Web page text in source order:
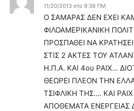
11/20/2013 στο 9:38 ΠΜ
Ο ΣΑΜΑΡΑΣ ΔΕΝ ΕΧΕΙ
ΦΙΛΟΑΜΕΡΙΚΑΝΙΚΗ
ΠΡΟΣΠΑΘΕΙ ΝΑ
ΣΤΙΣ 2 ΑΚΤΕΣ ΤΟΥ
Η.Π.Α. ΚΑΙ 4ου ΡΑΙΧ…
ΘΕΩΡΕΙ ΠΛΕΟΝ ΤΗΝ
ΤΣΙΦΛΙΚΗ ΤΗΣ…. ΚΑΙ
ΑΠΟΘΕΜΑΤΑ ΕΝΕΡΓΕΙΑΣ